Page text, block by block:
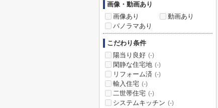
画像・動画あり
画像あり
動画あり
パノラマあり
こだわり条件
陽当り良好 (-)
閑静な住宅地 (-)
リフォーム済 (-)
輸入住宅 (-)
二世帯住宅 (-)
システムキッチン (-)